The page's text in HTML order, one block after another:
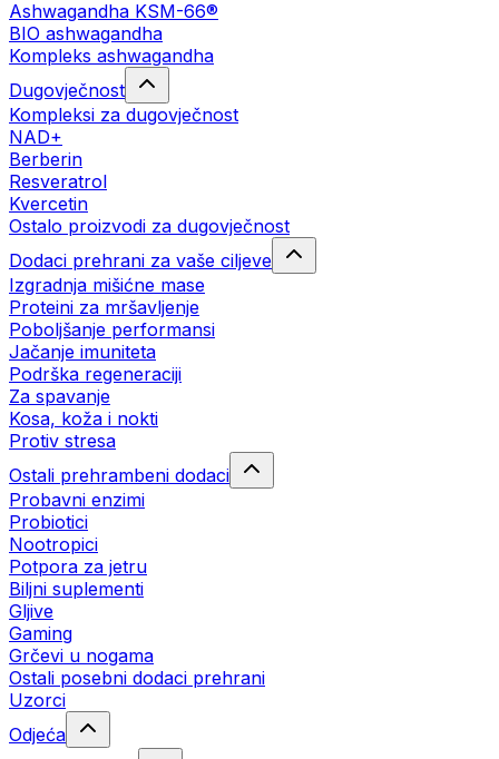
Ashwagandha KSM-66®
BIO ashwagandha
Kompleks ashwagandha
Dugovječnost
Kompleksi za dugovječnost
NAD+
Berberin
Resveratrol
Kvercetin
Ostalo proizvodi za dugovječnost
Dodaci prehrani za vaše ciljeve
Izgradnja mišićne mase
Proteini za mršavljenje
Poboljšanje performansi
Jačanje imuniteta
Podrška regeneraciji
Za spavanje
Kosa, koža i nokti
Protiv stresa
Ostali prehrambeni dodaci
Probavni enzimi
Probiotici
Nootropici
Potpora za jetru
Biljni suplementi
Gljive
Gaming
Grčevi u nogama
Ostali posebni dodaci prehrani
Uzorci
Odjeća